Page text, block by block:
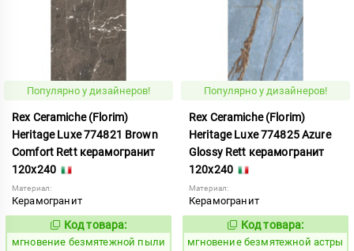
Популярно у дизайнеров!
Rex Ceramiche (Florim)
Heritage Luxe 774821 Brown
Comfort Rett керамогранит
120x240
Материал:
Керамогранит
938076
Код товара:
мгновение безмятежной пыли
Популярно у дизайнеров!
Rex Ceramiche (Florim)
Heritage Luxe 774825 Azure
Glossy Rett керамогранит
120x240
Материал:
Керамогранит
938081
Код товара:
мгновение безмятежной астры